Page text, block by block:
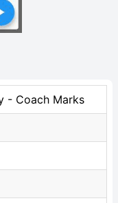
- Coach Marks